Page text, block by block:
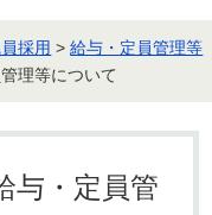
採用 >給与・定員管理等
理等について
・定員管